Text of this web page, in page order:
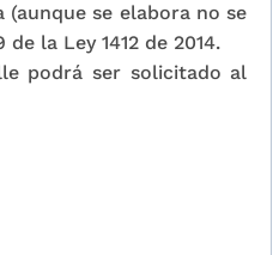
se elabora no se
la Ley 1412 de 2014.
podrá ser solicitado al